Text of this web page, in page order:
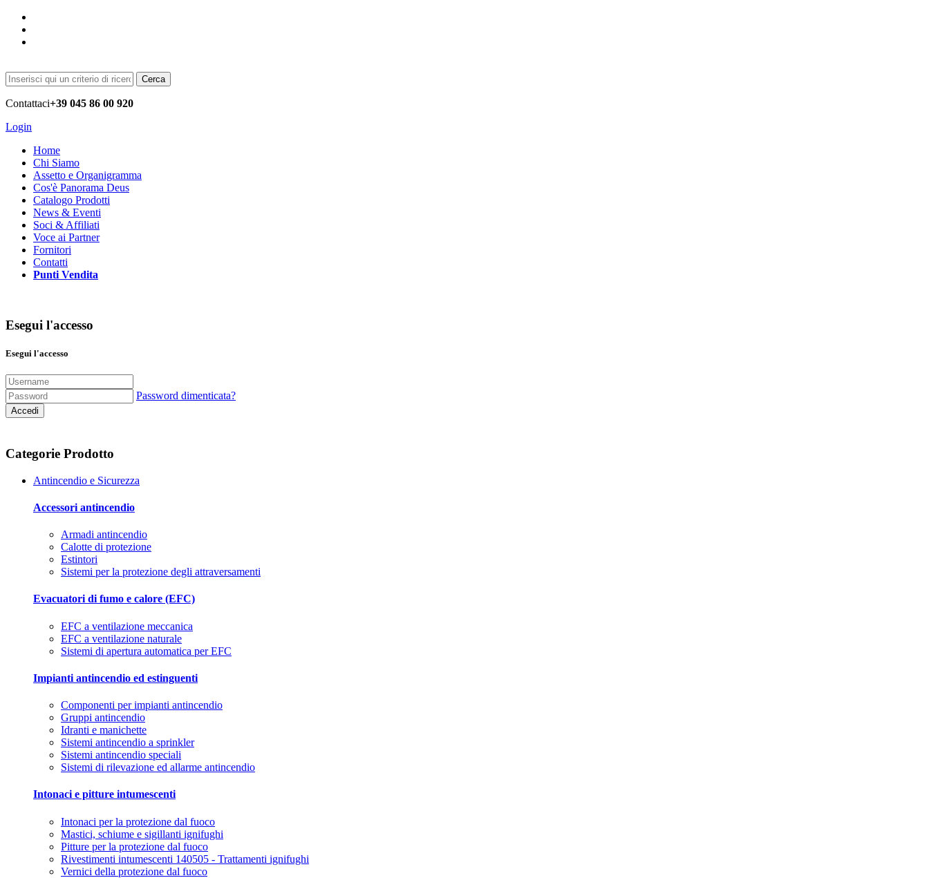
Cerca
Contattaci+39 045 86 00 920
Login
Home
Chi Siamo
Assetto e Organigramma
Cos'è Panorama Deus
Catalogo Prodotti
News & Eventi
Soci & Affiliati
Voce ai Partner
Fornitori
Contatti
Punti Vendita
Esegui l'accesso
Esegui l'accesso
Password dimenticata?
Accedi
Categorie Prodotto
Antincendio e Sicurezza
Accessori antincendio
Armadi antincendio
Calotte di protezione
Estintori
Sistemi per la protezione degli attraversamenti
Evacuatori di fumo e calore (EFC)
EFC a ventilazione meccanica
EFC a ventilazione naturale
Sistemi di apertura automatica per EFC
Impianti antincendio ed estinguenti
Componenti per impianti antincendio
Gruppi antincendio
Idranti e manichette
Sistemi antincendio a sprinkler
Sistemi antincendio speciali
Sistemi di rilevazione ed allarme antincendio
Intonaci e pitture intumescenti
Intonaci per la protezione dal fuoco
Mastici, schiume e sigillanti ignifughi
Pitture per la protezione dal fuoco
Rivestimenti intumescenti 140505 - Trattamenti ignifughi
Vernici della protezione dal fuoco